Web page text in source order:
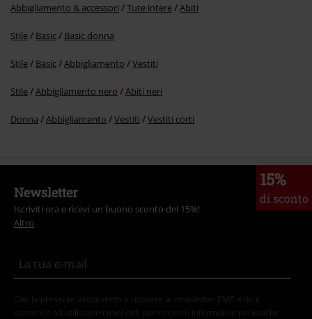
Abbigliamento & accessori Tute intere Abiti
Stile Basic Basic donna
Stile Basic Abbigliamento Vestiti
Stile Abbigliamento nero Abiti neri
Donna Abbigliamento Vestiti Vestiti corti
15%
di sconto
Newsletter
Iscriviti ora e ricevi un buono sconto del 15%!
Altro
Con la presente acconsento a ricevere le newsletter EMP e do il
consenso ad utilizzare i miei dati per ricevere informative periodiche